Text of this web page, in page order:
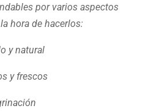
por varios aspectos
hora de hacerlos:
y natural
y frescos